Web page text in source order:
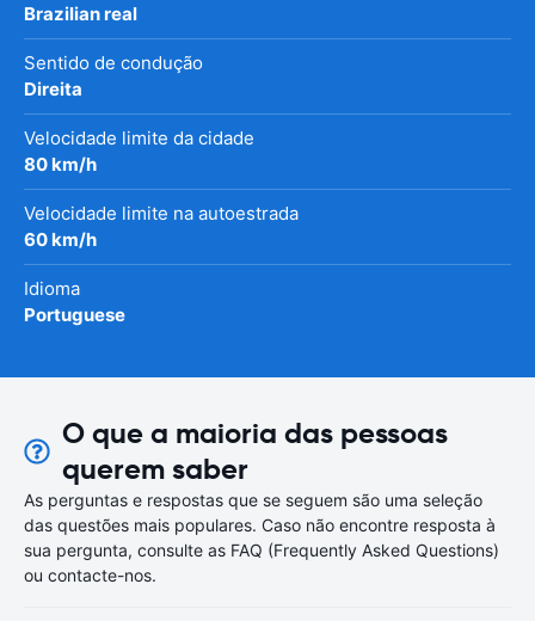
Brazilian real
Sentido de condução
Direita
Velocidade limite da cidade
80 km/h
Velocidade limite na autoestrada
60 km/h
Idioma
Portuguese
O que a maioria das pessoas
querem saber
As perguntas e respostas que se seguem são uma seleção
das questões mais populares. Caso não encontre resposta à
sua pergunta, consulte as FAQ (Frequently Asked Questions)
ou contacte-nos.